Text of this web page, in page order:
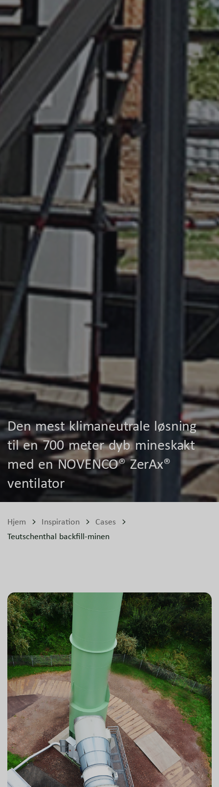
Den mest klimaneutrale løsning
til en 700 meter dyb mineskakt
med en NOVENCO® ZerAx®
ventilator
Hjem Inspiration
Cases
Teutschenthal backfill-minen